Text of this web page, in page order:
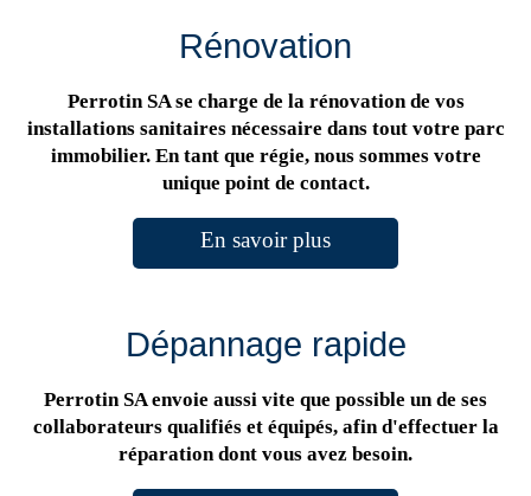
Rénovation
Perrotin SA se charge de la rénovation de vos
installations sanitaires nécessaire dans tout votre parc
immobilier. En tant que régie, nous sommes votre
unique point de contact.
En savoir plus
Dépannage rapide
Perrotin SA envoie aussi vite que possible un de ses
collaborateurs qualifiés et équipés, afin d'effectuer la
réparation dont vous avez besoin.